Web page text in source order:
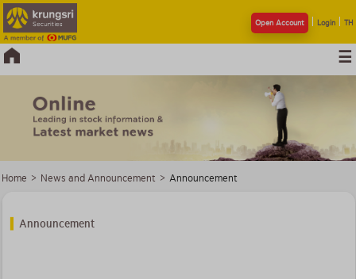
Open Account Login TH
Home > News and Announcement > Announcement
Announcement